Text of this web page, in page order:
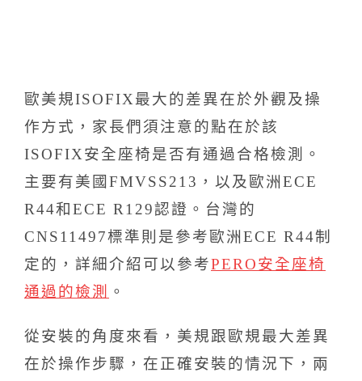
歐美規ISOFIX最大的差異在於外觀及操
作方式，家長們須注意的點在於該
ISOFIX安全座椅是否有通過合格檢測。
主要有美國FMVSS213，以及歐洲ECE
R44和ECE R129認證。台灣的
CNS11497標準則是參考歐洲ECE R44制
定的，詳細介紹可以參考PERO安全座椅
通過的檢測
。
從安裝的角度來看，美規跟歐規最大差異
在於操作步驟，在正確安裝的情況下，兩